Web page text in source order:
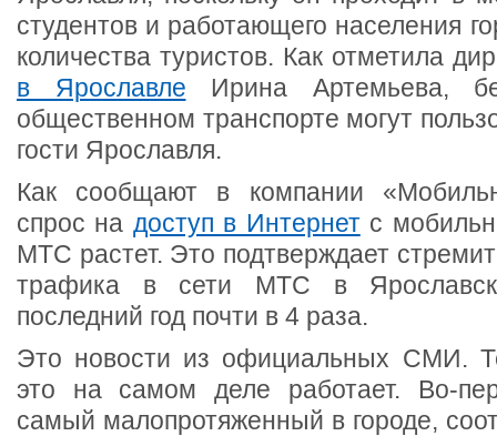
студентов и работающего населения
количества туристов. Как отметила
в Ярославле Ирина Артемьева,
общественном транспорте могут
гости Ярославля.
Как сообщают в компании
спрос на доступ в Интернетс
МТС растет. Это подтверждает
трафика в сети МТС в
последний год почти в 4 раза.
Это новости из официальных СМИ.
это на самом деле работает. Во-
самый малопротяженный в городе,